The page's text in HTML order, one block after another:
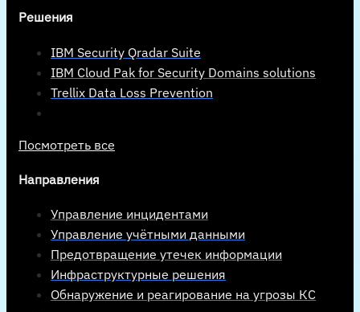
Решения
IBM Security Qradar Suite
IBM Cloud Pak for Security Domains solutions
Trellix Data Loss Prevention
Посмотреть все
Направления
Управление инцидентами
Управление учётными данными
Предотвращение утечек информации
Инфраструктурные решения
Обнаружение и реагирование на угрозы КС